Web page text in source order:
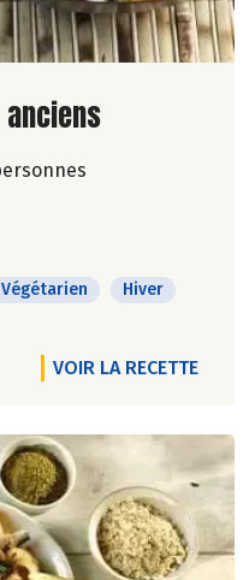
anciens
Végétarien Hiver
VOIR LA RECETTE